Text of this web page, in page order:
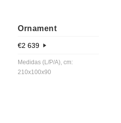
Ornament
€2 639
Medidas (L/P/A), cm:
210x100x90